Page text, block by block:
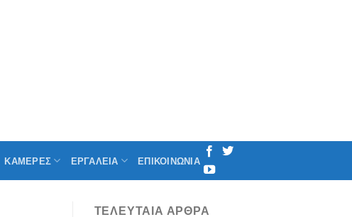
ΚΑΜΕΡΕΣ ΕΡΓΑΛΕΙΑ ΕΠΙΚΟΙΝΩΝΙΑ
ΤΕΛΕΥΤΑΊΑ ΆΡΘΡΑ